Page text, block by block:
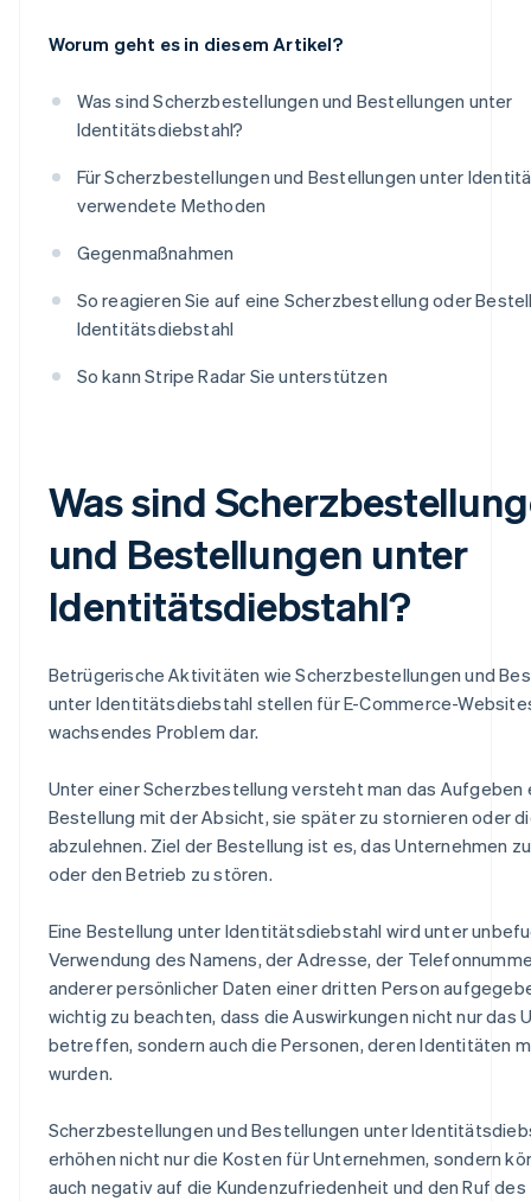
Worum geht es in diesem Artikel?
Was sind Scherzbestellungen und Bestellungen unter
Identitätsdiebstahl?
Für Scherzbestellungen und Bestellungen unter
verwendete Methoden
Gegenmaßnahmen
So reagieren Sie auf eine Scherzbestellung oder
Identitätsdiebstahl
So kann Stripe Radar Sie unterstützen
Was sind
und Bestellungen unter
Identitätsdiebstahl?
Betrügerische Aktivitäten wie Scherzbestellungen und
unter Identitätsdiebstahl stellen für E-Commerce-
wachsendes Problem dar.
Unter einer Scherzbestellung versteht man das Aufgeben
Bestellung mit der Absicht, sie später zu stornieren oder
abzulehnen. Ziel der Bestellung ist es, das Unternehmen
oder den Betrieb zu stören.
Eine Bestellung unter Identitätsdiebstahl wird unter
Verwendung des Namens, der Adresse, der
anderer persönlicher Daten einer dritten Person
wichtig zu beachten, dass die Auswirkungen nicht nur das
betreffen, sondern auch die Personen, deren Identitäten
wurden.
Scherzbestellungen und Bestellungen unter
erhöhen nicht nur die Kosten für Unternehmen, sondern
auch negativ auf die Kundenzufriedenheit und den Ruf des